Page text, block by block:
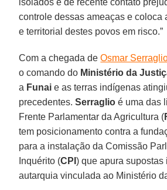
controle dessas ameaças e coloca
e territorial destes povos em risco.”
Com a chegada deOsmar
o comando do Ministério da
a Funai e as terras indígenas
precedentes.Serraglio é uma das
Frente Parlamentar da Agricultura (
tem posicionamento contra a
para a instalação da Comissão
Inquérito (CPI) que apura
autarquia vinculada ao Ministério